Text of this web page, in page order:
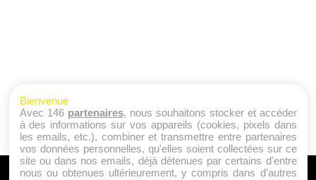
Bienvenue
Avec 146 partenaires, nous souhaitons stocker et accéder
à des informations sur vos appareils (cookies, pixels dans
les emails, etc.), combiner et transmettre entre partenaires
vos données personnelles, qu'elles soient collectées sur ce
site ou dans nos emails, déjà détenues par certains d'entre
nous ou obtenues ultérieurement, y compris dans d'autres